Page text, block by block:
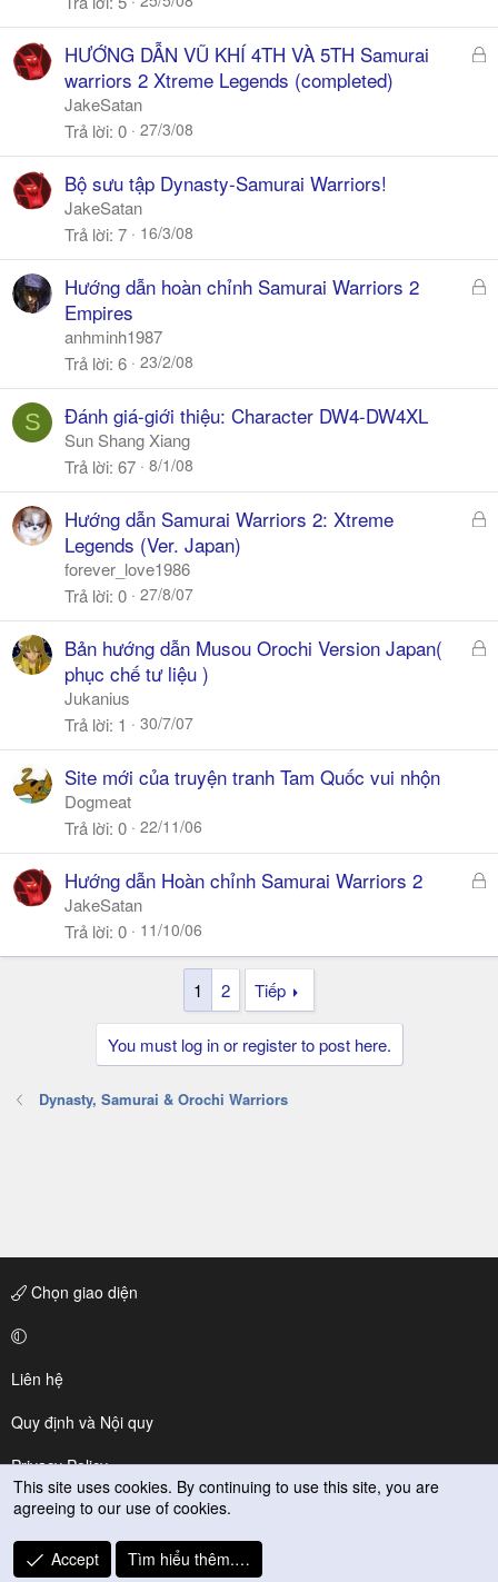
ó
Đ
ó
HƯỚNG DẪN VŨ KHÍ 4TH VÀ 5TH Samurai
warriors 2 Xtreme Legends (completed)
JakeSatan
Trả lời 0 27/3/08
Bộ sưu tập Dynasty-Samurai Warriors!
JakeSatan
Trả lời 7 16/3/08
Đ
ó
Hướng dẫn hoàn chỉnh Samurai Warriors 2
Empires
anhminh1987
Trả lời 6 23/2/08
S Đánh giá-giới thiệu: Character DW4-DW4XL
Sun Shang Xiang
Trả lời 67 8/1/08
Đ
ó
Hướng dẫn Samurai Warriors 2: Xtreme
Legends (Ver. Japan)
forever_love1986
Trả lời 0 27/8/07
Đ
ó
Bản hướng dẫn Musou Orochi Version Japan(
phục chế tư liệu )
Jukanius
Trả lời 1 30/7/07
Site mới của truyện tranh Tam Quốc vui nhộn
Dogmeat
Trả lời 0 22/11/06
Đ
h
Hướng dẫn Hoàn chỉnh Samurai Warriors 2
JakeSatan
Trả lời 0 11/10/06
1 2 Tiếp
You must log in or register to post here.
Dynasty, Samurai & Orochi Warriors
Chọn giao diện
Liên hệ
Quy định và Nội quy
Privacy Policy
Trợ giúp
R
S
This site uses cookies. By continuing to use this site, you are
agreeing to our use of cookies.
Accept Tìm hiểu thêm.…